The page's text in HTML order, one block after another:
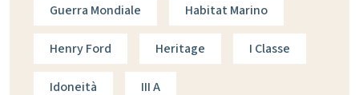
Guerra Mondiale Habitat Marino
Henry Ford Heritage I Classe
Idoneità III A